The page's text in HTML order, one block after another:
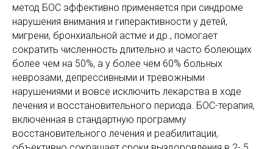
метод БОС эффективно применяется при синдроме
нарушения внимания и гиперактивности у детей,
мигрени, бронхиальной астме и др., помогает
сократить численность длительно и часто болеющих
более чем на 50%, а у более чем 60% больных
неврозами, депрессивными и тревожными
нарушениями и вовсе исключить лекарства в ходе
лечения и восстановительного периода. БОС-терапия,
включенная в стандартную программу
восстановительного лечения и реабилитации,